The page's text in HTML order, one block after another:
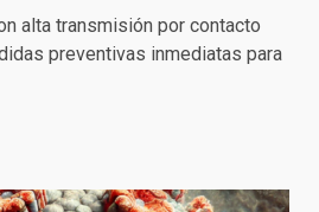
alta transmisión por contacto
preventivas inmediatas para